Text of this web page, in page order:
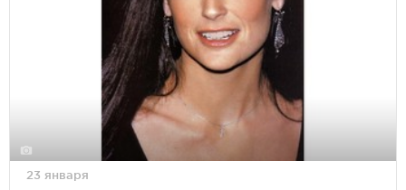
23 января